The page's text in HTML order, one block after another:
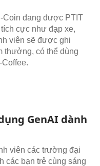
Coin đang được PTIT
cực như đạp xe,
viên sẽ được ghi
thưởng, có thể dùng
GenAI dành
viên các trường đại
các bạn trẻ cùng sáng